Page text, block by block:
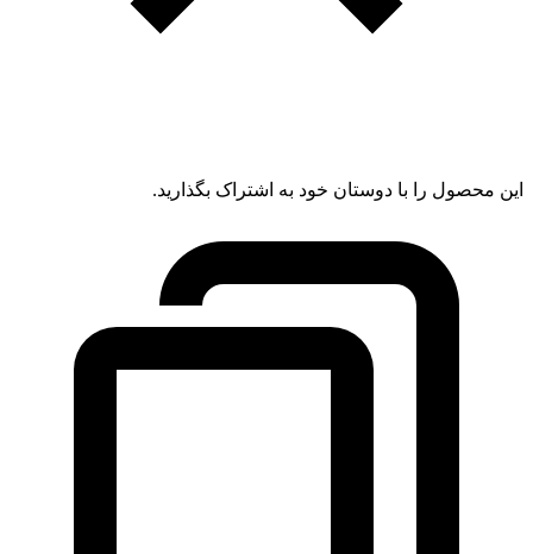
این محصول را با دوستان خود به اشتراک بگذارید.